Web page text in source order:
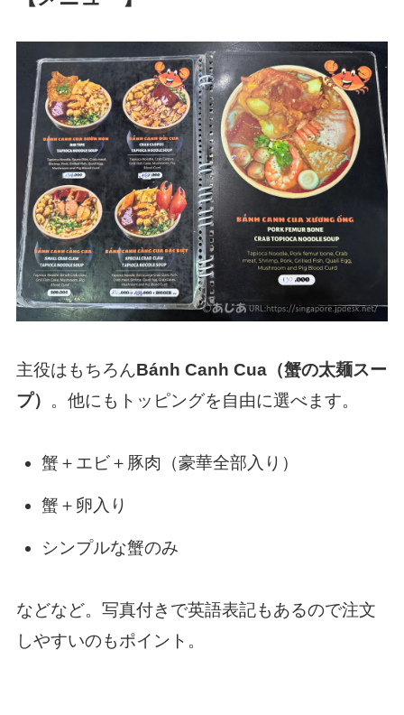
主役はもちろんBánh Canh Cua（蟹の太麺スー
プ） 。他にもトッピングを自由に選べます。
蟹＋エビ＋豚肉（豪華全部入り）
蟹＋卵入り
シンプルな蟹のみ
などなど。写真付きで英語表記もあるので注文
しやすいのもポイント。